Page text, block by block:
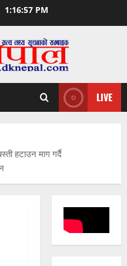
1:16:58 PM
LIVE
हटाउन माग गर्दै